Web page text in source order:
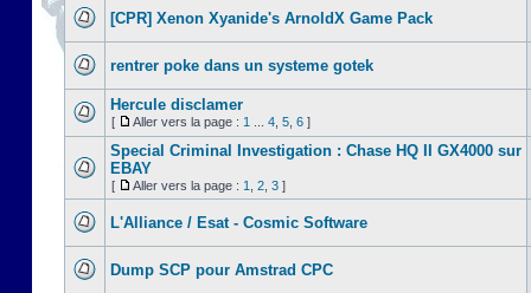
[CPR] Xenon Xyanide's ArnoldX Game Pack
rentrer poke dans un systeme gotek
Hercule disclamer
[ Aller vers la page : 1 4 5 6 ]
Special Criminal Investigation : Chase HQ II GX4000 sur
EBAY
[ Aller vers la page : 1 2 3 ]
L'Alliance / Esat - Cosmic Software
Dump SCP pour Amstrad CPC